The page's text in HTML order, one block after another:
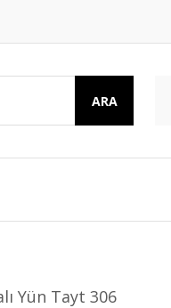
ARA
Yün Tayt 306